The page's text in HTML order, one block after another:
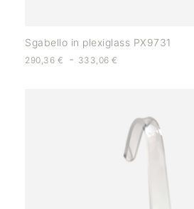
Sgabello in plexiglass PX9731
290,36 € - 333,06€